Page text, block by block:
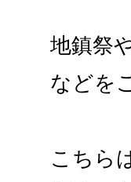
地鎮祭
などを
こちら